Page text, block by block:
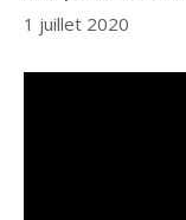
1 juillet 2020